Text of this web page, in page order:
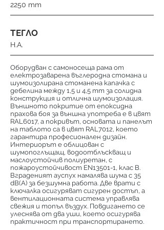
2250 mm
ТЕГЛО
Н.А.
Оборудван с самоносеща рама от
електрозаварена въглеродна стомана и
шумоизолирана стоманена капачка с
дебелина между 1,5 и 4,5 mm за солидна
конструкция и отлична шумоизолация.
Външното покритие от епоксидна
прахова боя за външна употреба е в цвят
RAL6017, а покривът, основата и панелът
на таблото са в цвят RAL7012, което
гарантира професионален дизайн.
Интериорът е облицован с
шумопоглъщащ, водоотблъскващ и
маслоустойчив полиуретан, с
пожароустойчивост EN13501-1, клас B.
Вграденият ауспух намалява шума с 35
dB(A) за безшумна работа. Две врати с
ключалка осигуряват сигурен достъп, а
вентилационната система управлява
свежия и топъл въздух. Повдигането се
улеснява от два уши, което осигурява
практичност при транспортирането.